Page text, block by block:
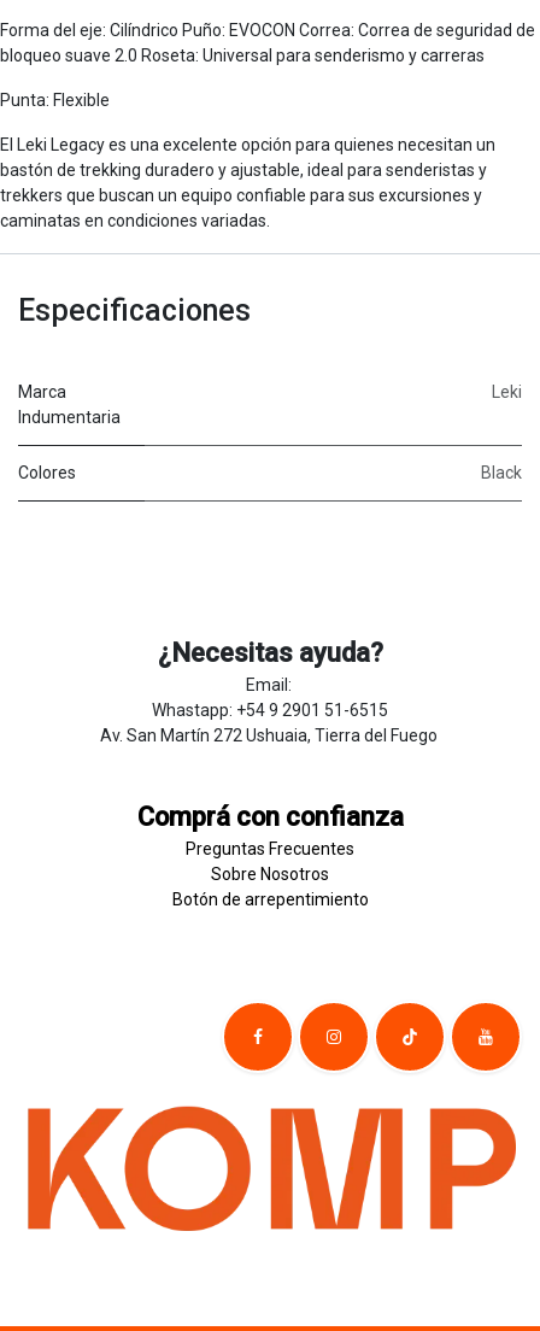
Forma del eje: Cilíndrico Puño: EVOCON Correa: Correa de seguridad de
bloqueo suave 2.0 Roseta: Universal para senderismo y carreras
Punta: Flexible
El Leki Legacy es una excelente opción para quienes necesitan un
bastón de trekking duradero y ajustable, ideal para senderistas y
trekkers que buscan un equipo confiable para sus excursiones y
caminatas en condiciones variadas.
Especificaciones
Marca
Indumentaria
Leki
Colores Black
¿Necesitas ayuda?
Email:
Whastapp: +54 9 2901 51-6515
Av. San Martín 272 Ushuaia, Tierra del Fuego
Comprá con confianza
Preguntas Frecuentes
Sobre Nosotros
Botón de ​arrepentim​​​iento